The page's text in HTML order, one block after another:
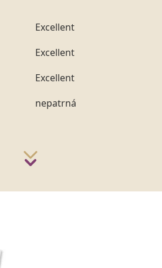
Excellent
Excellent
Excellent
nepatrná